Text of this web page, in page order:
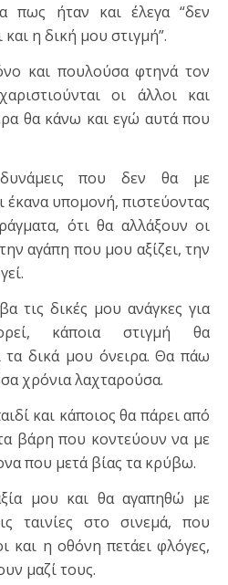
πως ήταν και έλεγα “δεν
η δική μου στιγμή”.
και πουλούσα φτηνά τον
οι άλλοι και
θα κάνω και εγώ αυτά που
που δεν θα με
έκανα υπομονή, πιστεύοντας
ότι θα αλλάξουν οι
αγάπη που μου αξίζει, την
τις δικές μου ανάγκες για
κάποια στιγμή θα
τα δικά μου όνειρα. Θα πάω
χρόνια λαχταρούσα.
και κάποιος θα πάρει από
βάρη που κοντεύουν να με
που μετά βίας τα κρύβω.
μου και θα αγαπηθώ με
ταινίες στο σινεμά, που
και η οθόνη πετάει φλόγες,
μαζί τους.